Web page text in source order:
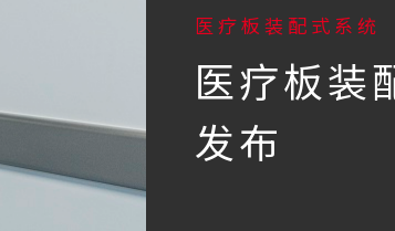
医疗板装配式系统
医疗板装
发布